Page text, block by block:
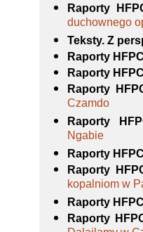
Raporty
duchownego
Teksty. Z
Raporty HFPC
Raporty HFPC
Raporty
Czamdo
Raporty
Ngabie
Raporty HFPC
Raporty
kopalniom w
Raporty HFPC
Raporty